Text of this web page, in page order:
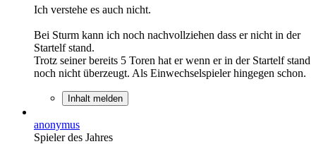
Ich verstehe es auch nicht.
Bei Sturm kann ich noch nachvollziehen dass er nicht in der
Startelf stand.
Trotz seiner bereits 5 Toren hat er wenn er in der Startelf stand
noch nicht überzeugt. Als Einwechselspieler hingegen schon.
Inhalt melden
anonymus
Spieler des Jahres